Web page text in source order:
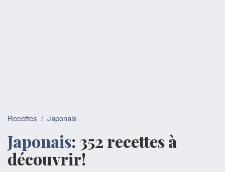
Recettes / Japonais
Japonais: 352 recettes à
découvrir!